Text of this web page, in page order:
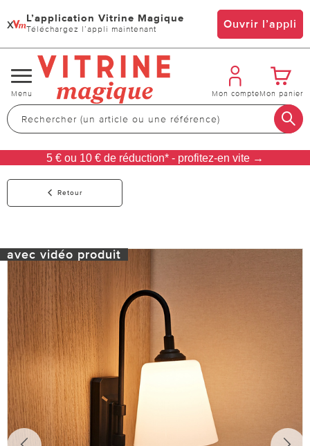
x L’application Vitrine Magique
Téléchargez l’appli maintenant Ouvrir l’appli
Changer
de
navigation
Menu Mon compteMon panier
5 € ou 10 € de réduction* - profitez-en vite →
Retour
avec vidéo produit